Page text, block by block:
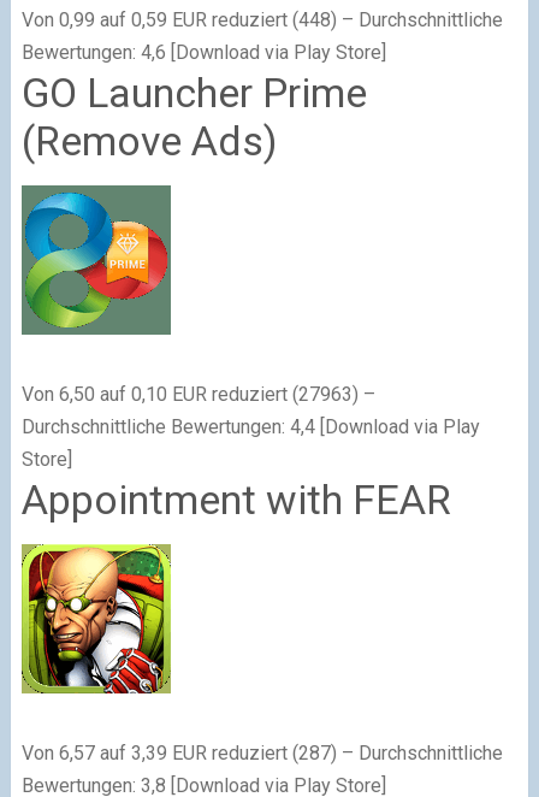
Von 0,99 auf 0,59 EUR reduziert (448) – Durchschnittliche
Bewertungen: 4,6 [Download via Play Store]
GO Launcher Prime
(Remove Ads)
Von 6,50 auf 0,10 EUR reduziert (27963) –
Durchschnittliche Bewertungen: 4,4 [Download via Play
Store]
Appointment with FEAR
Von 6,57 auf 3,39 EUR reduziert (287) – Durchschnittliche
Bewertungen: 3,8 [Download via Play Store]